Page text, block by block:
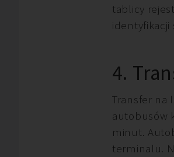
tablicy
identyfikacji
4.
Transfer na
autobusów
minut.
terminalu.